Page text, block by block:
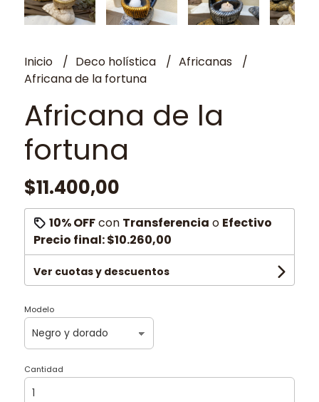
Inicio Deco holística
Africanas
Africana de la fortuna
Africana de la
fortuna
$11.400,00
10% OFFcon Transferencia o Efectivo
Precio final:$10.260,00
Ver cuotas y descuentos
Modelo
Cantidad